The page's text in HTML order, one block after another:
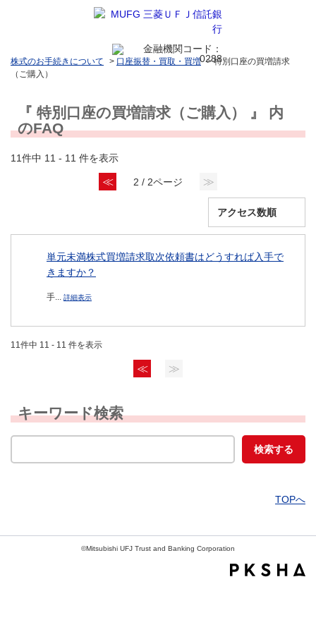
株式のお手続きについて > 口座振替・買取・買増 >特別口座の買増請求
（ご購入）
『 特別口座の買増請求（ご購入） 』 内
のFAQ
11件中 11 - 11 件を表示
≪ 2 / 2ページ ≫
単元未満株式買増請求取次依頼書はどうすれば入手で
きますか？
手... 詳細表示
11件中 11 - 11 件を表示
≪ ≫
キーワード検索
TOPへ
©Mitsubishi UFJ Trust and Banking Corporation